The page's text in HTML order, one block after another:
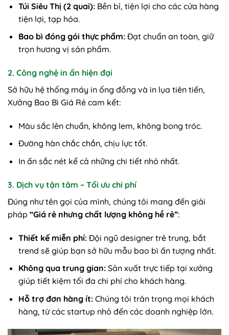
Túi Siêu Thị (2 quai):Bền bỉ, tiện lợi cho các cửa hàng
tiện lợi, tạp hóa.
Bao bì đóng gói thực phẩm:Đạt chuẩn an toàn, giữ
trọn hương vị sản phẩm.
2. Công nghệ in ấn hiện đại
Sở hữu hệ thống máy in ống đồng và in lụa tiên tiến,
Xưởng Bao Bì Giá Rẻ cam kết:
Màu sắc lên chuẩn, không lem, không bong tróc.
Đường hàn chắc chắn, chịu lực tốt.
In ấn sắc nét kể cả những chi tiết nhỏ nhất.
3. Dịch vụ tận tâm – Tối ưu chi phí
Đúng như tên gọi của mình, chúng tôi mang đến giải
pháp “Giá rẻ nhưng chất lượng không hề rẻ”:
Thiết kế miễn phí:Đội ngũ designer trẻ trung, bắt
trend sẽ giúp bạn sở hữu mẫu bao bì ấn tượng nhất.
Không qua trung gian:Sản xuất trực tiếp tại xưởng
giúp tiết kiệm tối đa chi phí cho khách hàng.
Hỗ trợ đơn hàng ít:Chúng tôi trân trọng mọi khách
hàng, từ các startup nhỏ đến các doanh nghiệp lớn.